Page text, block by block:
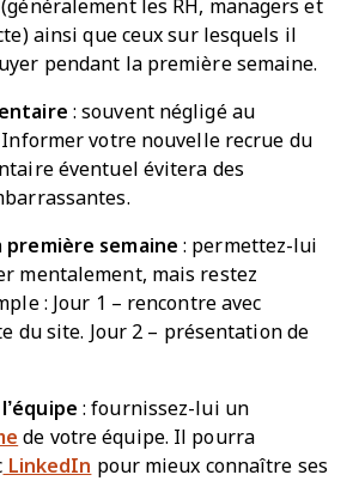
les RH, managers et
ainsi que ceux sur lesquels il
pendant la première semaine.
: souvent négligé au
votre nouvelle recrue du
éventuel évitera des
première semaine : permettez-lui
mentalement, mais restez
: Jour 1 – rencontre avec
du site. Jour 2 – présentation de
: fournissez-lui un
de votre équipe. Il pourra
LinkedIn pour mieux connaître ses